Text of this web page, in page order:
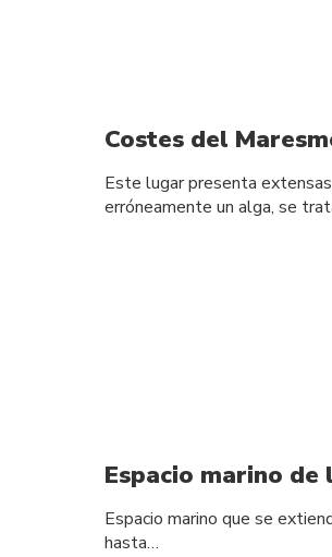
Costes del
Este lugar presenta
erróneamente un alga, se
Espacio marino de
Espacio marino que se
hasta…